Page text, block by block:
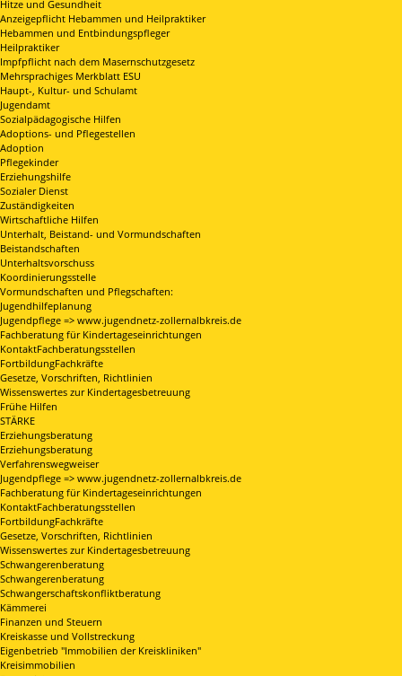
Hitze und Gesundheit
Anzeigepflicht Hebammen und Heilpraktiker
Hebammen und Entbindungspfleger
Heilpraktiker
Impfpflicht nach dem Masernschutzgesetz
Mehrsprachiges Merkblatt ESU
Haupt-, Kultur- und Schulamt
Jugendamt
Sozialpädagogische Hilfen
Adoptions- und Pflegestellen
Adoption
Pflegekinder
Erziehungshilfe
Sozialer Dienst
Zuständigkeiten
Wirtschaftliche Hilfen
Unterhalt, Beistand- und Vormundschaften
Beistandschaften
Unterhaltsvorschuss
Koordinierungsstelle
Vormundschaften und Pflegschaften:
Jugendhilfeplanung
Jugendpflege => www.jugendnetz-zollernalbkreis.de
Fachberatung für Kindertageseinrichtungen
KontaktFachberatungsstellen
FortbildungFachkräfte
Gesetze, Vorschriften, Richtlinien
Wissenswertes zur Kindertagesbetreuung
Frühe Hilfen
STÄRKE
Erziehungsberatung
Erziehungsberatung
Verfahrenswegweiser
Jugendpflege => www.jugendnetz-zollernalbkreis.de
Fachberatung für Kindertageseinrichtungen
KontaktFachberatungsstellen
FortbildungFachkräfte
Gesetze, Vorschriften, Richtlinien
Wissenswertes zur Kindertagesbetreuung
Schwangerenberatung
Schwangerenberatung
Schwangerschaftskonfliktberatung
Kämmerei
Finanzen und Steuern
Kreiskasse und Vollstreckung
Eigenbetrieb "Immobilien der Kreiskliniken"
Kreisimmobilien